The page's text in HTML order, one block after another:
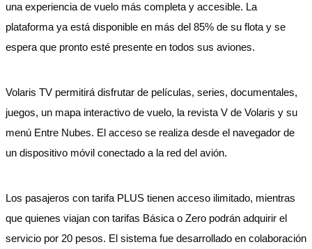
una experiencia de vuelo más completa y accesible. La
plataforma ya está disponible en más del 85% de su flota y se
espera que pronto esté presente en todos sus aviones.
Volaris TV permitirá disfrutar de películas, series, documentales,
juegos, un mapa interactivo de vuelo, la revista V de Volaris y su
menú Entre Nubes. El acceso se realiza desde el navegador de
un dispositivo móvil conectado a la red del avión.
Los pasajeros con tarifa PLUS tienen acceso ilimitado, mientras
que quienes viajan con tarifas Básica o Zero podrán adquirir el
servicio por 20 pesos. El sistema fue desarrollado en colaboración